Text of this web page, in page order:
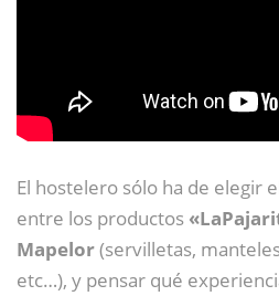
El hostelero sólo ha de elegir
entre los productos
Mapelor(servilletas,
etc…), y pensar qué